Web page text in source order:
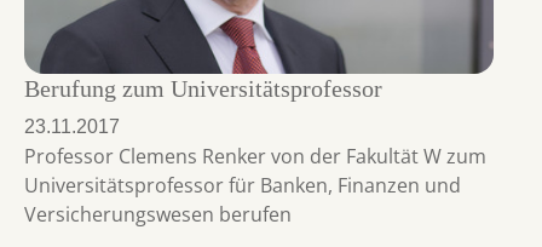
Berufung zum Universitätsprofessor
23.11.2017
Professor Clemens Renker von der Fakultät W zum
Universitätsprofessor für Banken, Finanzen und
Versicherungswesen berufen